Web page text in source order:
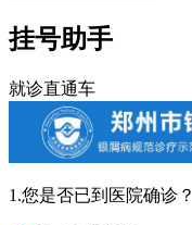
挂号助手
就诊直通车
1.您是否已到医院确诊？